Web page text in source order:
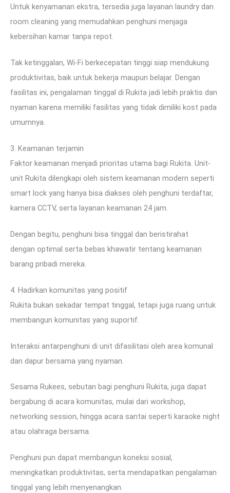
Untuk kenyamanan ekstra, tersedia juga layanan laundry dan
room cleaning yang memudahkan penghuni menjaga
kebersihan kamar tanpa repot.
Tak ketinggalan, Wi-Fi berkecepatan tinggi siap mendukung
produktivitas, baik untuk bekerja maupun belajar. Dengan
fasilitas ini, pengalaman tinggal di Rukita jadi lebih praktis dan
nyaman karena memiliki fasilitas yang tidak dimiliki kost pada
umumnya.
3. Keamanan terjamin
Faktor keamanan menjadi prioritas utama bagi Rukita. Unit-
unit Rukita dilengkapi oleh sistem keamanan modern seperti
smart lock yang hanya bisa diakses oleh penghuni terdaftar,
kamera CCTV, serta layanan keamanan 24 jam.
Dengan begitu, penghuni bisa tinggal dan beristirahat
dengan optimal serta bebas khawatir tentang keamanan
barang pribadi mereka.
4. Hadirkan komunitas yang positif
Rukita bukan sekadar tempat tinggal, tetapi juga ruang untuk
membangun komunitas yang suportif.
Interaksi antarpenghuni di unit difasilitasi oleh area komunal
dan dapur bersama yang nyaman.
Sesama Rukees, sebutan bagi penghuni Rukita, juga dapat
bergabung di acara komunitas, mulai dari workshop,
networking session, hingga acara santai seperti karaoke night
atau olahraga bersama.
Penghuni pun dapat membangun koneksi sosial,
meningkatkan produktivitas, serta mendapatkan pengalaman
tinggal yang lebih menyenangkan.